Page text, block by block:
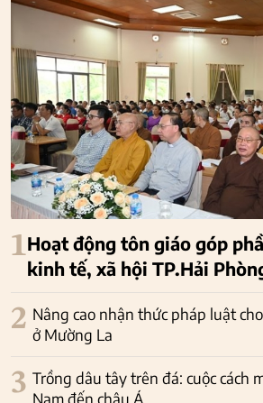
1Hoạt động tôn giáo góp
kinh tế, xã hội TP.Hải
2 Nâng cao nhận thức pháp luật
ở Mường La
3 Trồng dâu tây trên đá: cuộc cách
Nam đến châu Á